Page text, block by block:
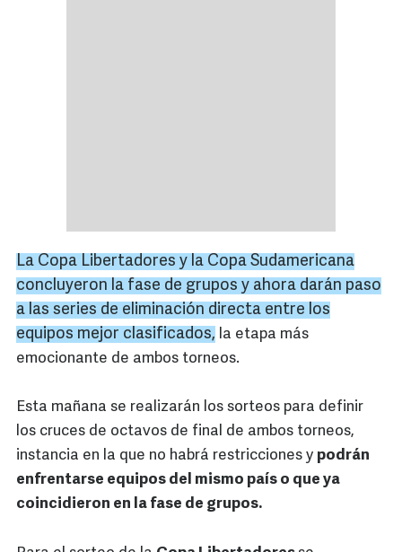
La Copa Libertadores y la Copa Sudamericana
concluyeron la fase de grupos y ahora darán paso
a las series de eliminación directa entre los
equipos mejor clasificados, la etapa más
emocionante de ambos torneos.
Esta mañana se realizarán los sorteos para definir
los cruces de octavos de final de ambos torneos,
instancia en la que no habrá restricciones y podrán
enfrentarse equipos del mismo país o que ya
coincidieron en la fase de grupos.